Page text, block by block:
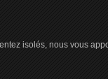
isolés, nous vous